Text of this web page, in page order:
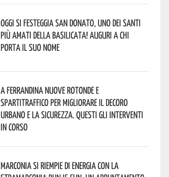
Oggi si festeggia San Donato, uno dei Santi
più amati della Basilicata! Auguri a chi
porta il suo nome
A Ferrandina nuove rotonde e
spartitraffico per migliorare il decoro
urbano e la sicurezza. Questi gli interventi
in corso
Marconia si riempie di energia con la